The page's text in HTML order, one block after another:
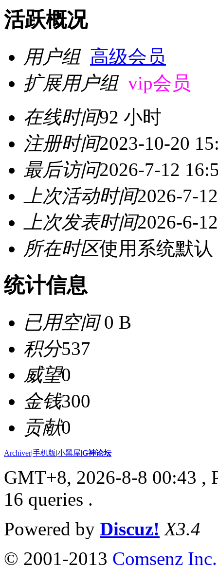
活跃概况
用户组 高级会员
扩展用户组 vip会员
在线时间92 小时
注册时间2023-10-20
最后访问2026-7-12
上次活动时间2026-7-
上次发表时间2026-6-
所在时区使用系统默认
统计信息
已用空间0 B
积分537
威望0
金钱300
贡献0
Archiver|手机版|小黑屋|G神论坛
GMT+8, 2026-8-8 00:43 ,
16 queries .
Powered by Discuz! X3.4
© 2001-2013 Comsenz Inc.